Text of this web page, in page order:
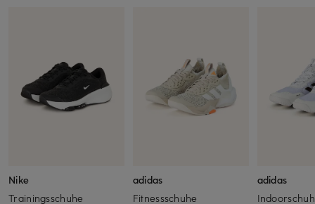
Nike
Trainingsschuhe
adidas
Fitnessschuhe
adidas